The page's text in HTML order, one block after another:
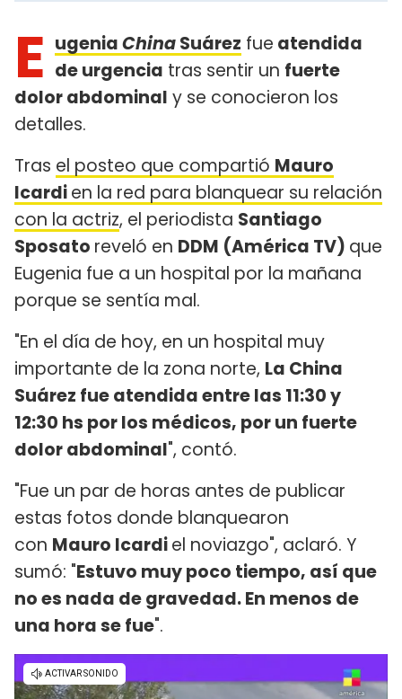
E ugeniaChinaSuárez fue atendida
de urgencia tras sentir un fuerte
dolor abdominal y se conocieron los
detalles.
Tras el posteo que compartió Mauro
Icardien la red para blanquear su relación
con la actriz, el periodista Santiago
Sposato reveló en DDM (América TV) que
Eugenia fue a un hospital por la mañana
porque se sentía mal.
"En el día de hoy, en un hospital muy
importante de la zona norte, La China
Suárez fue atendida entre las 11:30 y
12:30 hs por los médicos, por un fuerte
dolor abdominal", contó.
"Fue un par de horas antes de publicar
estas fotos donde blanquearon
con Mauro Icardiel noviazgo", aclaró. Y
sumó: "Estuvo muy poco tiempo, así que
no es nada de gravedad. En menos de
una hora se fue".